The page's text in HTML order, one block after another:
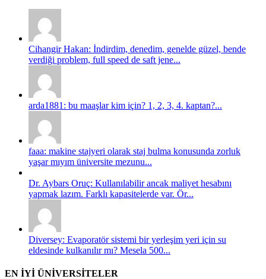
Cihangir Hakan: İndirdim, denedim, genelde güzel, bende
verdiği problem, full speed de saft jene...
arda1881: bu maaşlar kim için? 1, 2, 3, 4. kaptan?...
faaa: makine stajyeri olarak staj bulma konusunda zorluk
yaşar mıyım üniversite mezunu...
Dr. Aybars Oruç: Kullanılabilir ancak maliyet hesabını
yapmak lazım. Farklı kapasitelerde var. Ör...
Diversey: Evaporatör sistemi bir yerleşim yeri için su
eldesinde kulkanılır mı? Mesela 500...
EN İYİ ÜNİVERSİTELER